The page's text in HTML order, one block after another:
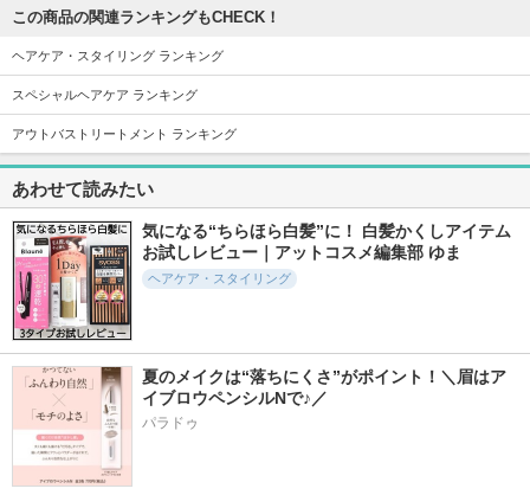
ストレートシャンプ
ー/ストレートトリ
ートメント
Straine
ティー＆ピオニーの
香り リラクシング
シャンプー／トリー
トメント
5.8
635件
アデノバイタル シ
この商品の関連ランキングもCHECK！
ヘアケア・スタイリング ランキング
スペシャルヘアケア ランキング
アウトバストリートメント ランキング
あわせて読みたい
気になる“ちらほら白髪”に！ 白髪かくしアイテム
お試しレビュー｜アットコスメ編集部 ゆま
ヘアケア・スタイリング
夏のメイクは“落ちにくさ”がポイント！＼眉はア
イブロウペンシルNで♪／
パラドゥ